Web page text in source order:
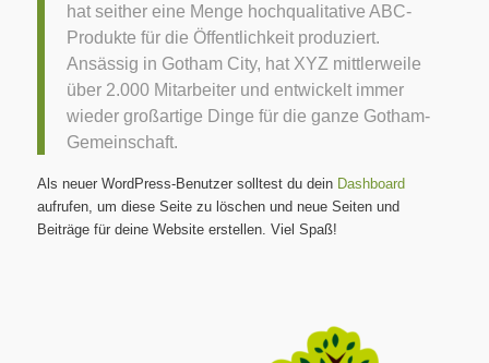
hat seither eine Menge hochqualitative ABC-
Produkte für die Öffentlichkeit produziert.
Ansässig in Gotham City, hat XYZ mittlerweile
über 2.000 Mitarbeiter und entwickelt immer
wieder großartige Dinge für die ganze Gotham-
Gemeinschaft.
Als neuer WordPress-Benutzer solltest du dein Dashboard
aufrufen, um diese Seite zu löschen und neue Seiten und
Beiträge für deine Website erstellen. Viel Spaß!